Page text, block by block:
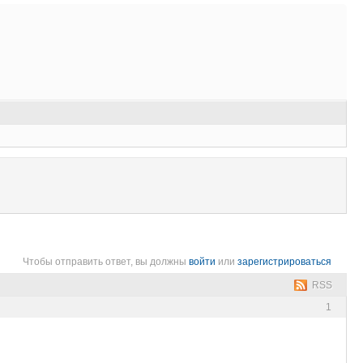
Чтобы отправить ответ, вы должны войти или зарегистрироваться
RSS
1